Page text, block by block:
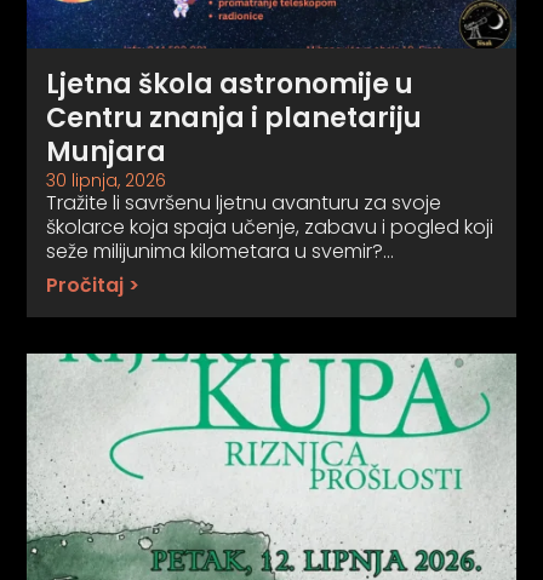
Ljetna škola astronomije u
Centru znanja i planetariju
Munjara
30 lipnja, 2026
Tražite li savršenu ljetnu avanturu za svoje
školarce koja spaja učenje, zabavu i pogled koji
seže milijunima kilometara u svemir?…
Pročitaj >